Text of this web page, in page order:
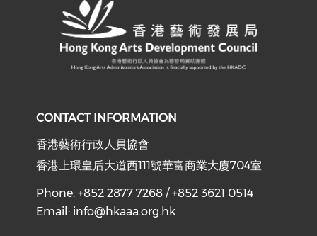
CONTACT INFORMATION
香港藝術行政人員協會
香港上環皇后大道西111號華富商業大廈704室
Phone: +852 2877 7268 / +852 3621 0514
Email: info@hkaaa.org.hk